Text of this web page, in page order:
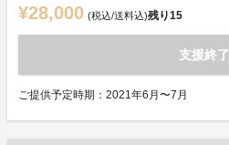
¥28,000 (税込/送料込)残り15
支援終了
ご提供予定時期：2021年6月〜7月